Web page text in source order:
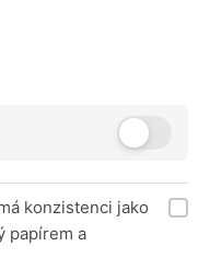
konzistenci jako
papírem a